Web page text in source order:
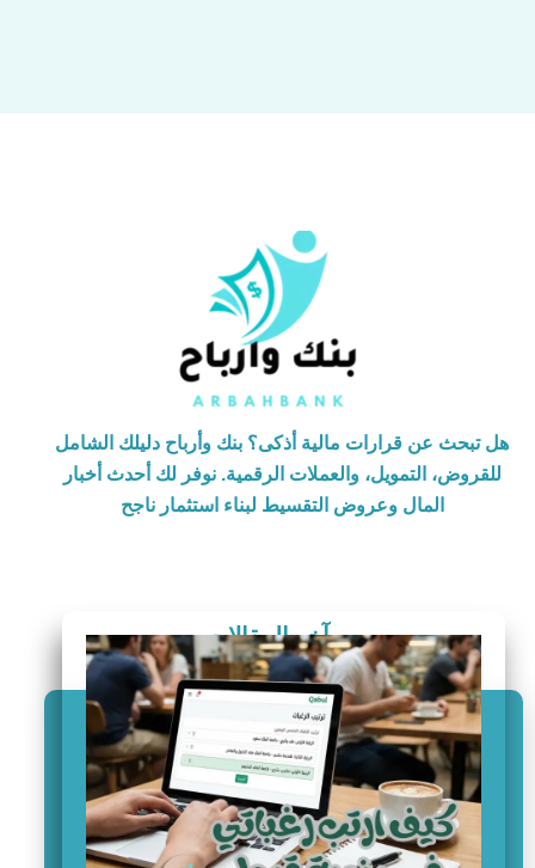
هل تبحث عن قرارات مالية أذكى؟ بنك وأرباح دليلك الشامل
للقروض، التمويل، والعملات الرقمية. نوفر لك أحدث أخبار
المال وعروض التقسيط لبناء استثمار ناجح
آخر المقالات